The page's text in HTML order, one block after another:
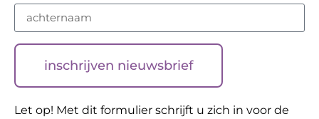
inschrijven nieuwsbrief
Let op! Met dit formulier schrijft u zich in voor de